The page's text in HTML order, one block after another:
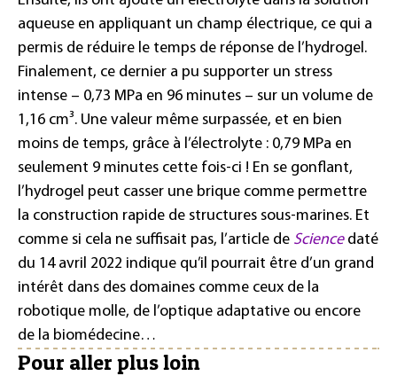
aqueuse en appliquant un champ électrique, ce qui a
permis de réduire le temps de réponse de l’hydrogel.
Finalement, ce dernier a pu supporter un stress
intense – 0,73 MPa en 96 minutes – sur un volume de
1,16 cm³. Une valeur même surpassée, et en bien
moins de temps, grâce à l’électrolyte : 0,79 MPa en
seulement 9 minutes cette fois-ci ! En se gonflant,
l’hydrogel peut casser une brique comme permettre
la construction rapide de structures sous-marines. Et
comme si cela ne suffisait pas, l’article de Sciencedaté
du 14 avril 2022 indique qu’il pourrait être d’un grand
intérêt dans des domaines comme ceux de la
robotique molle, de l’optique adaptative ou encore
de la biomédecine…
Pour aller plus loin